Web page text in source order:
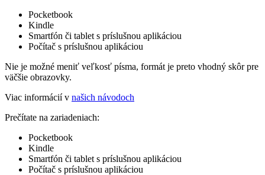
Pocketbook
Kindle
Smartfón či tablet s príslušnou aplikáciou
Počítač s príslušnou aplikáciou
Nie je možné meniť veľkosť písma, formát je preto vhodný skôr pre
väčšie obrazovky.
Viac informácií v našich návodoch
Prečítate na zariadeniach:
Pocketbook
Kindle
Smartfón či tablet s príslušnou aplikáciou
Počítač s príslušnou aplikáciou